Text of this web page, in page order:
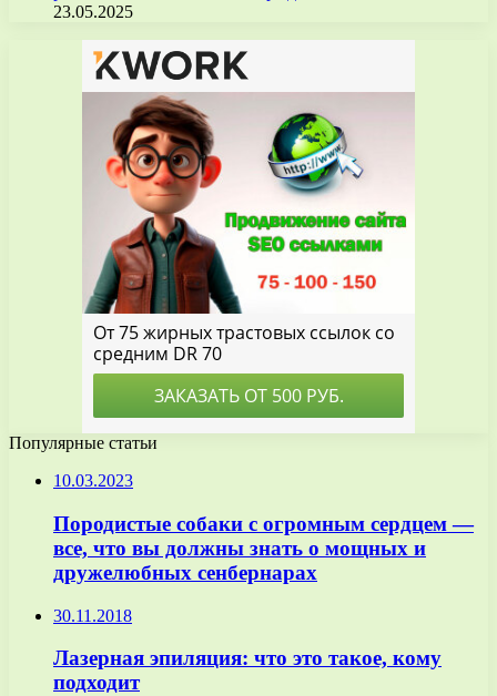
23.05.2025
Популярные статьи
10.03.2023
Породистые собаки с огромным сердцем —
все, что вы должны знать о мощных и
дружелюбных сенбернарах
30.11.2018
Лазерная эпиляция: что это такое, кому
подходит